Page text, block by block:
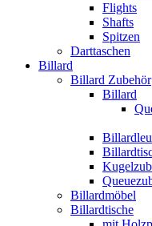
Flights
Shafts
Spitzen
Darttaschen
Billard
Billard Zubehör
Billard
Billardmöbel
Billardtische